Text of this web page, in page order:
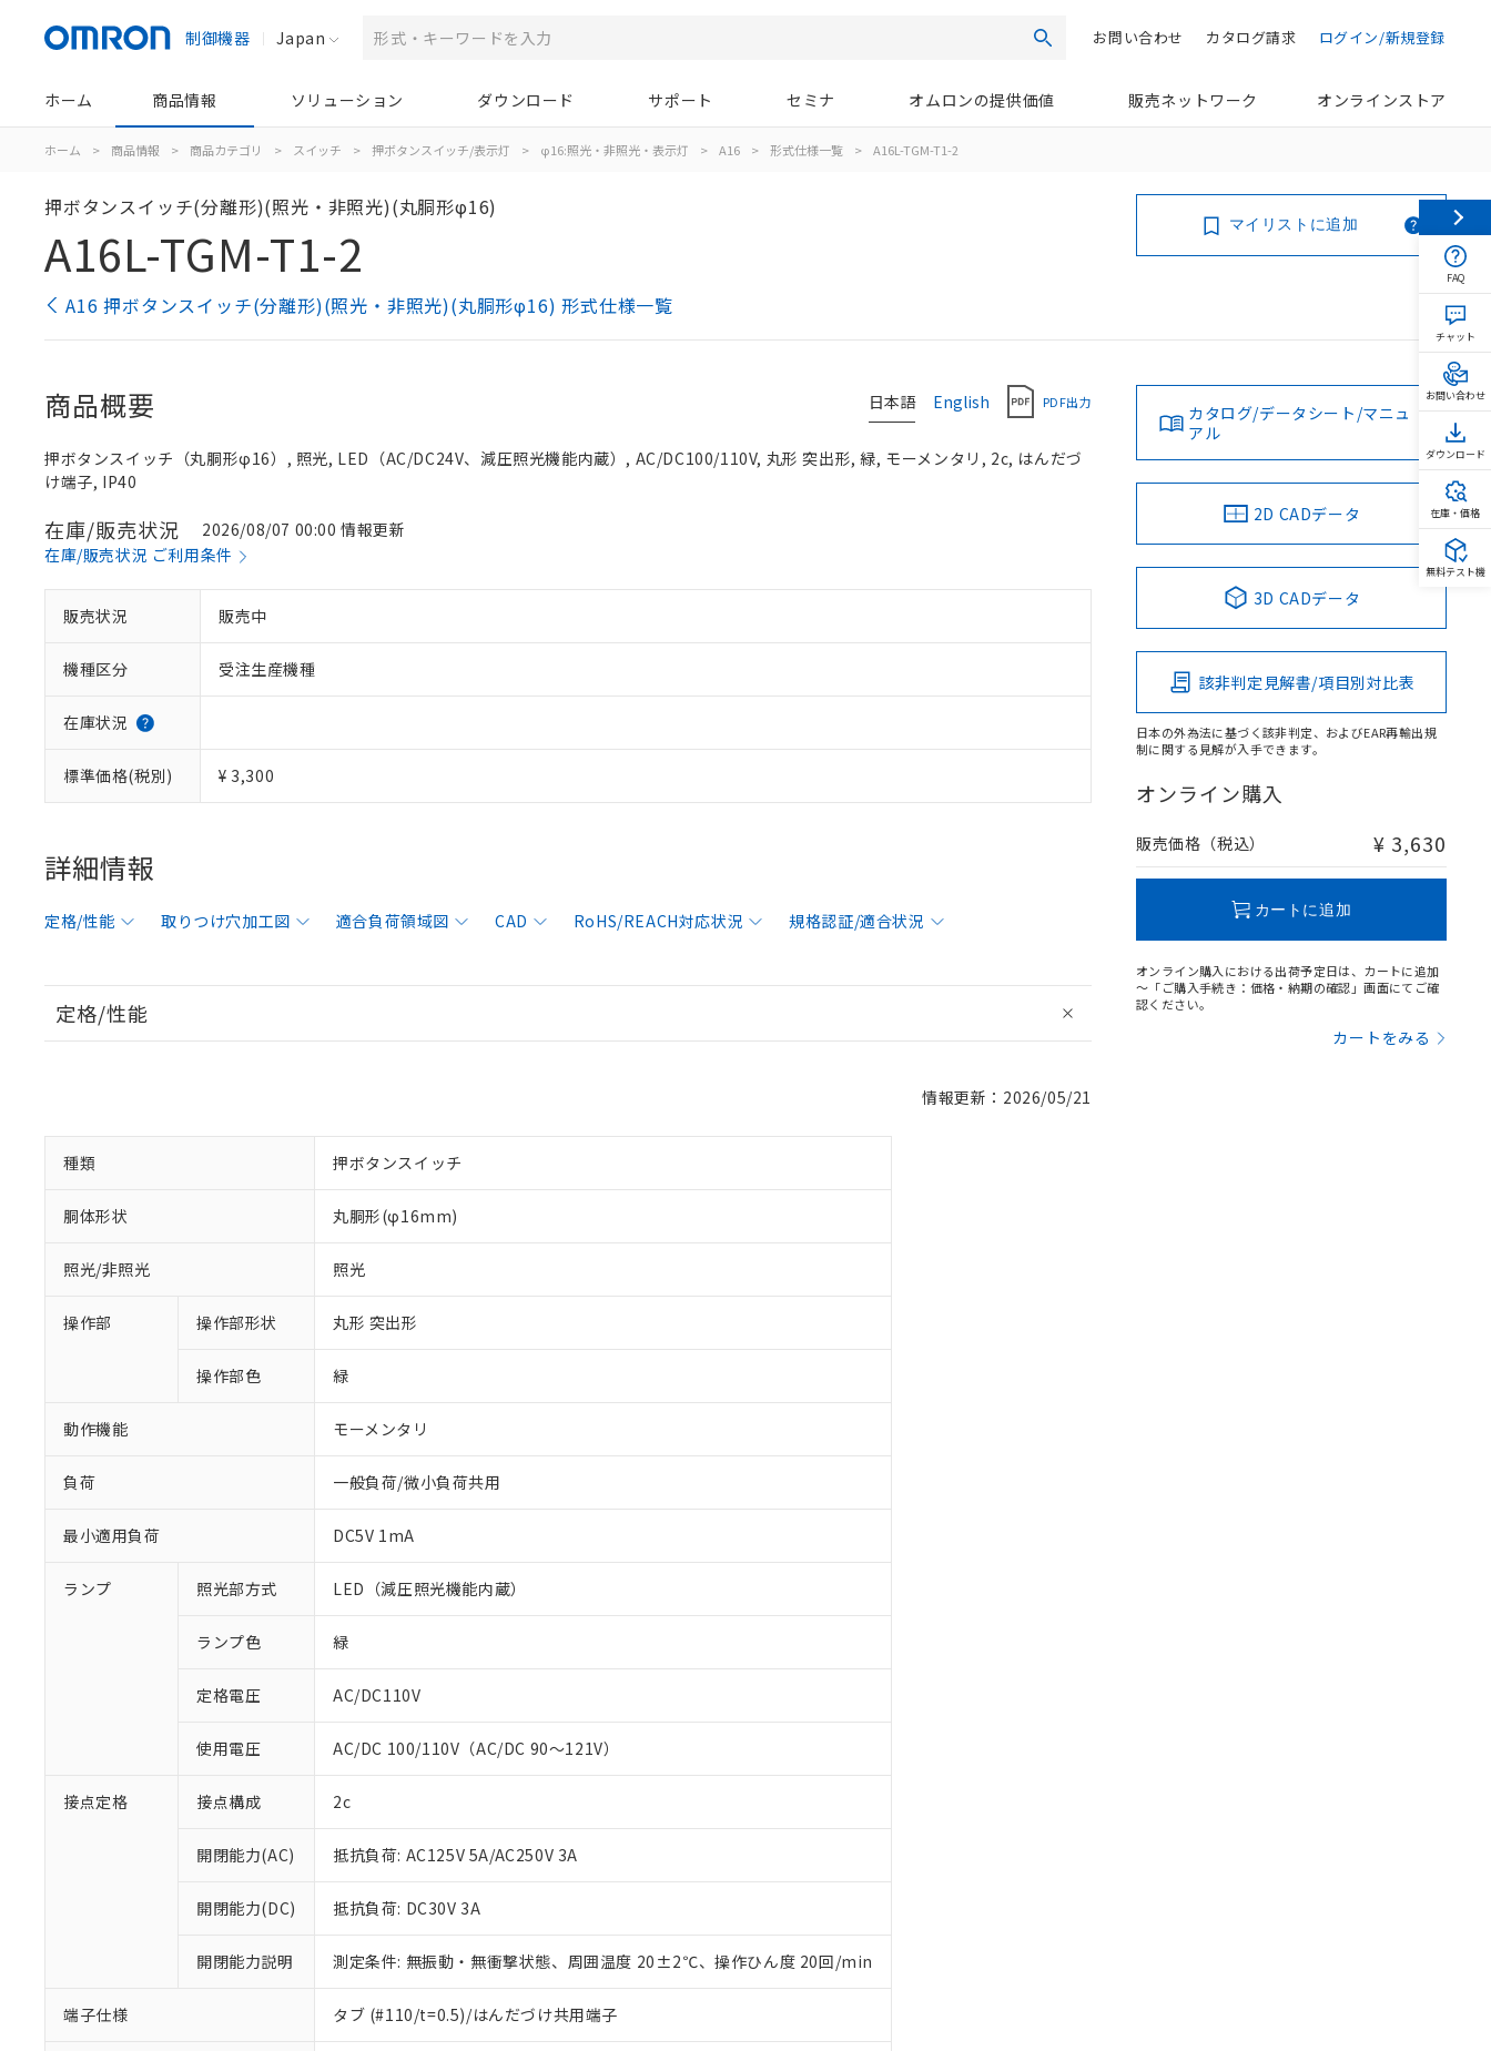
制御機器 Japan 検索 ログイン/新規登録
カタログ請求
お問い合わせ
ホーム 商品情報 ソリューション ダウンロード サポート セミナ オムロンの提供価値 販売ネットワーク オンラインストア
ホーム > 商品情報 > 商品カテゴリ > スイッチ > 押ボタンスイッチ/表示灯 > φ16:照光・非照光・表示灯 > A16 > 形式仕様一覧 > A16L-TGM-T1-2
押ボタンスイッチ(分離形)(照光・非照光)(丸胴形φ16)
A16L-TGM-T1-2
A16 押ボタンスイッチ(分離形)(照光・非照光)(丸胴形φ16) 形式仕様一覧
マイリストに追加
日本語 English PDF出力
商品概要
押ボタンスイッチ（丸胴形φ16）, 照光, LED（AC/DC24V、減圧照光機能内蔵）, AC/DC100/110V, 丸形 突出形, 緑, モーメンタリ, 2c, はんだづ
け端子, IP40
在庫/販売状況
2026/08/07 00:00 情報更新
在庫/販売状況 ご利用条件
販売状況 販売中
機種区分 受注生産機種
在庫状況
標準価格(税別) ¥ 3,300
詳細情報
定格/性能 取りつけ穴加工図 適合負荷領域図 CAD RoHS/REACH対応状況 規格認証/適合状況
定格/性能
情報更新：2026/05/21
種類 押ボタンスイッチ
胴体形状 丸胴形(φ16mm)
照光/非照光 照光
操作部 操作部形状 丸形 突出形
操作部色 緑
動作機能 モーメンタリ
負荷 一般負荷/微小負荷共用
最小適用負荷 DC5V 1mA
ランプ 照光部方式 LED（減圧照光機能内蔵）
ランプ色 緑
定格電圧 AC/DC110V
使用電圧 AC/DC 100/110V（AC/DC 90～121V）
接点定格 接点構成 2c
開閉能力(AC) 抵抗負荷: AC125V 5A/AC250V 3A
開閉能力(DC) 抵抗負荷: DC30V 3A
開閉能力説明 測定条件: 無振動・無衝撃状態、周囲温度 20±2℃、操作ひん度 20回/min
端子仕様 タブ (#110/t=0.5)/はんだづけ共用端子
カタログ/データシート/マニュ
アル
2D CADデータ
3D CADデータ
該非判定見解書/項目別対比表
日本の外為法に基づく該非判定、およびEAR再輸出規
制に関する見解が入手できます。
オンライン購入
販売価格（税込） ¥ 3,630
カートに追加
オンライン購入における出荷予定日は、カートに追加
～「ご購入手続き：価格・納期の確認」画面にてご確
認ください。
カートをみる
ご利用条件
以下の条件をお読みいただき、同意のうえご利用ください。
対応済み：EU RoHS指令（10物質）の非含有に対応した製品が提供可能な商品です。
対応予定なし：EU RoHS指令（10物質）の非含有に非対応の商品で、対応品を出す予定はありません。
調査・確認中：EU RoHS指令（10物質）の非含有の対応状況を調査中または確認中の商品です。
非該当品：ライセンス料など無形物で、有害物質有無と関係のない商品です。
仕入先様の事情により、非含有部品としていたものが、含有品と判明した場合などやむを得ず変更すること
があります。
※1 中国RoHS○×表
「○」：最大均質材料含有率が中国RoHSの基準値以下であることを示します。
「×」：最大均質材料含有率が中国RoHSの基準値を超えていることを示します。
FAQ
チャット
お問い合わせ
ダウンロード
在庫・価格
無料テスト機